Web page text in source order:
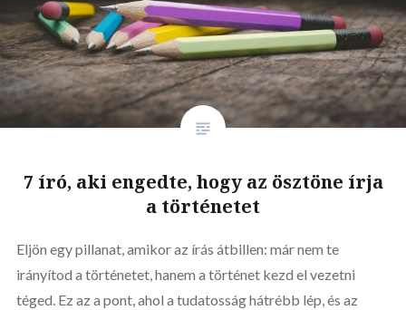
7 író, aki engedte, hogy az ösztöne írja
a történetet
Eljön egy pillanat, amikor az írás átbillen: már nem te
irányítod a történetet, hanem a történet kezd el vezetni
téged. Ez az a pont, ahol a tudatosság hátrébb lép, és az